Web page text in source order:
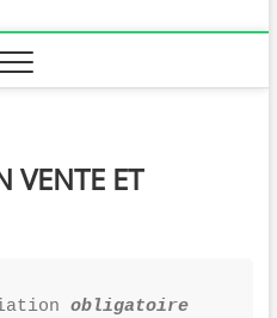
VENTE ET
obligatoire